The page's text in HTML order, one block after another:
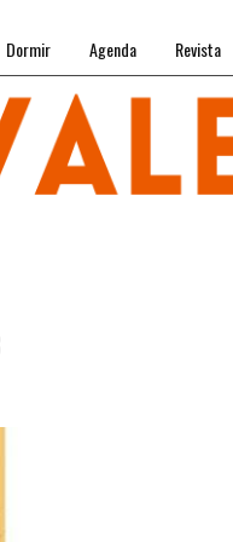
Dormir Agenda Revista